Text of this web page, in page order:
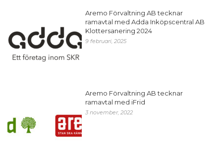
Aremo Förvaltning AB tecknar
ramavtal med Adda Inköpscentral AB
Klottersanering 2024
9 februari, 2025
Aremo Förvaltning AB tecknar
ramavtal med iFrid
3 november, 2022